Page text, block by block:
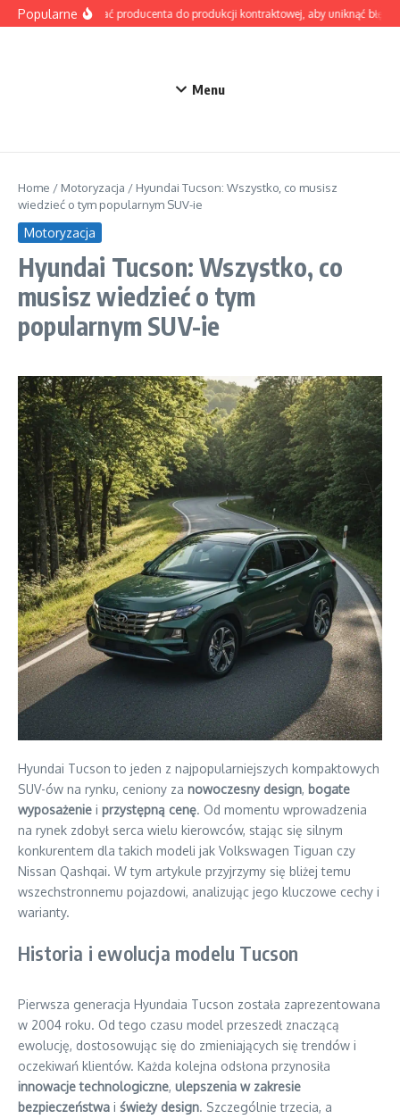
Przejdź do treści
PopularneJak wybrać producenta do produkcji kontraktowej, aby uniknąć
Menu
Home / Motoryzacja / Hyundai Tucson: Wszystko, co musisz
wiedzieć o tym popularnym SUV-ie
Motoryzacja
Hyundai Tucson: Wszystko, co
musisz wiedzieć o tym
popularnym SUV-ie
Hyundai Tucson to jeden z najpopularniejszych kompaktowych
SUV-ów na rynku, ceniony za nowoczesny design, bogate
wyposażenie i przystępną cenę. Od momentu wprowadzenia
na rynek zdobył serca wielu kierowców, stając się silnym
konkurentem dla takich modeli jak Volkswagen Tiguan czy
Nissan Qashqai. W tym artykule przyjrzymy się bliżej temu
wszechstronnemu pojazdowi, analizując jego kluczowe cechy i
warianty.
Historia i ewolucja modelu Tucson
Pierwsza generacja Hyundaia Tucson została zaprezentowana
w 2004 roku. Od tego czasu model przeszedł znaczącą
ewolucję, dostosowując się do zmieniających się trendów i
oczekiwań klientów. Każda kolejna odsłona przynosiła
innowacje technologiczne, ulepszenia w zakresie
bezpieczeństwa i świeży design. Szczególnie trzecia, a